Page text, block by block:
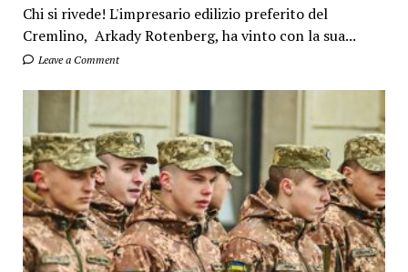
Chi si rivede! L'impresario edilizio preferito del
Cremlino, Arkady Rotenberg, ha vinto con la sua...
Leave a Comment